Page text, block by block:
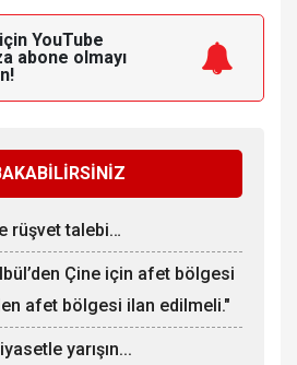
YouTube
abone olmayı
rüşvet talebi…
Çine için afet bölgesi
afet bölgesi ilan edilmeli."
yarışın...